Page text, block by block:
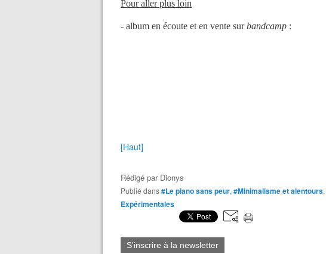
Pour aller plus loin
- album en écoute et en vente surbandcamp :
[Haut]
Rédigé par Dionys
Publié dans#Le piano sans peur, #Minimalisme et alentours,
Expérimentales
S'inscrire à la newsletter